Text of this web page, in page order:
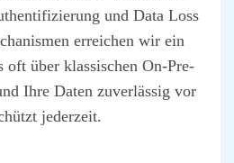
und Data Loss
errei­chen wir ein
oft über klas­si­schen On-Pre­
Ihre Daten zuver­läs­sig vor
jeder­zeit.